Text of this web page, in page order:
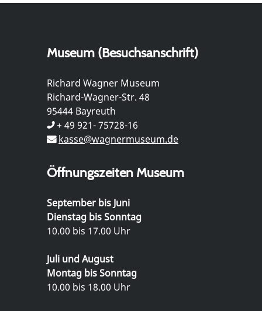
Museum (Besuchsanschrift)
Richard Wagner Museum
Richard-Wagner-Str. 48
95444 Bayreuth
+ 49 921- 75728-16
kasse@wagnermuseum.de
Öffnungszeiten Museum
September bis Juni
Dienstag bis Sonntag
10.00 bis 17.00 Uhr
Juli und August
Montag bis Sonntag
10.00 bis 18.00 Uhr